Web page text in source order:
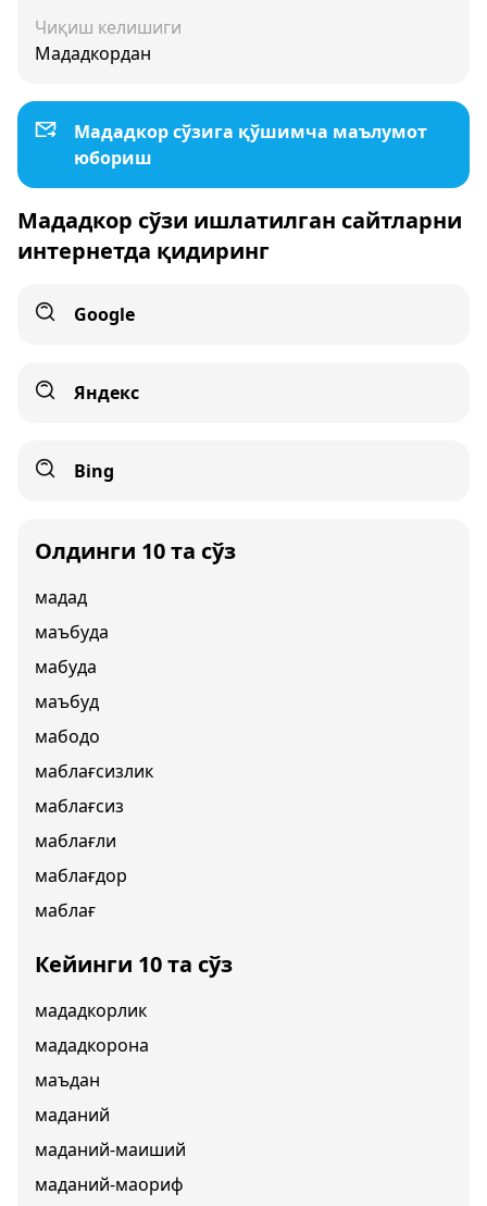
Чиқиш келишиги
Мададкордан
Мададкор сўзига қўшимча маълумот
юбориш
Мададкор сўзи ишлатилган сайтларни
интернетда қидиринг
Google
Яндекс
Bing
Олдинги 10 та сўз
мадад
маъбуда
мабуда
маъбуд
мабодо
маблағсизлик
маблағсиз
маблағли
маблағдор
маблағ
Кейинги 10 та сўз
мададкорлик
мададкорона
маъдан
маданий
маданий-маиший
маданий-маориф